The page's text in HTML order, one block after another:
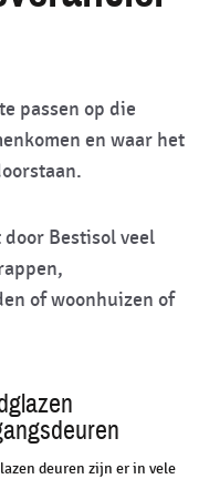
passen op die
en waar het
Bestisol veel
of woonhuizen of
deuren zijn er in vele